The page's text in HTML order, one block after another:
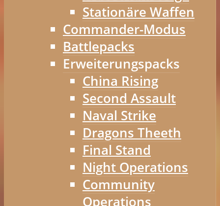
Stationäre Waffen
Commander-Modus
Battlepacks
Erweiterungspacks
China Rising
Second Assault
Naval Strike
Dragons Theeth
Final Stand
Night Operations
Community
Operations